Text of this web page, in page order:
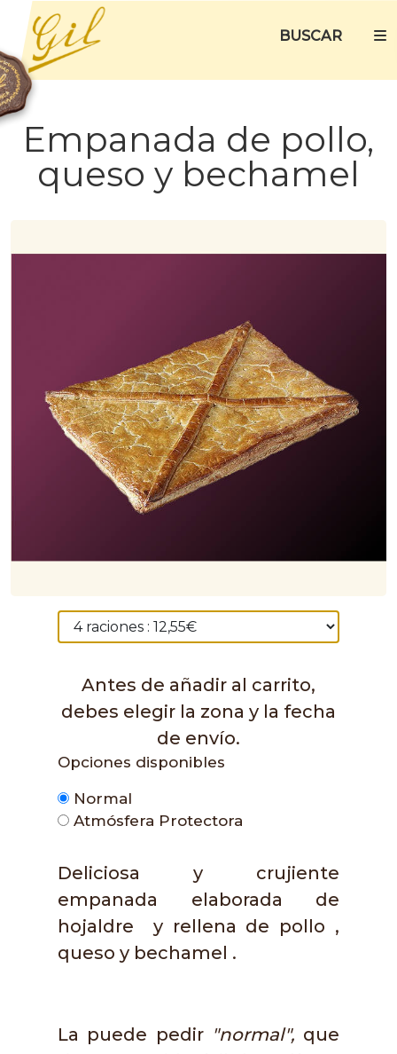
BUSCAR
Empanada de pollo,
queso y bechamel
Antes de añadir al carrito,
debes elegir la zona y la fecha
de envío.
Opciones disponibles
Normal
Atmósfera Protectora
Deliciosa y crujiente
empanada elaborada de
hojaldre y rellena de pollo ,
queso y bechamel .
La puede pedir "normal", que